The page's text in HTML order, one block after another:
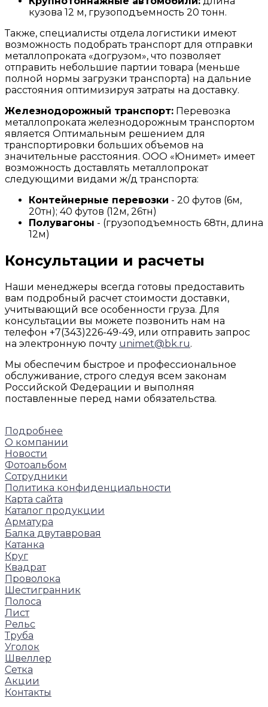
кузова 12 м, грузоподъемность 20 тонн.
Также, специалисты отдела логистики имеют
возможность подобрать транспорт для отправки
металлопроката «догрузом», что позволяет
отправить небольшие партии товара (меньше
полной нормы загрузки транспорта) на дальние
расстояния оптимизируя затраты на доставку.
Железнодорожный транспорт: Перевозка
металлопроката железнодорожным транспортом
является Оптимальным решением для
транспортировки больших объемов на
значительные расстояния. ООО «Юнимет» имеет
возможность доставлять металлопрокат
следующими видами ж/д транспорта:
Контейнерные перевозки - 20 футов (6м,
20тн); 40 футов (12м, 26тн)
Полувагоны - (грузоподъемность 68тн, длина
12м)
Консультации и расчеты
Наши менеджеры всегда готовы предоставить
вам подробный расчет стоимости доставки,
учитывающий все особенности груза. Для
консультации вы можете позвонить нам на
телефон +7(343)226-49-49, или отправить запрос
на электронную почту unimet@bk.ru.
Мы обеспечим быстрое и профессиональное
обслуживание, строго следуя всем законам
Российской Федерации и выполняя
поставленные перед нами обязательства.
Подробнее
О компании
Новости
Фотоальбом
Сотрудники
Политика конфиденциальности
Карта сайта
Каталог продукции
Арматура
Балка двутавровая
Катанка
Круг
Квадрат
Проволока
Шестигранник
Полоса
Лист
Рельс
Труба
Уголок
Швеллер
Сетка
Акции
Контакты